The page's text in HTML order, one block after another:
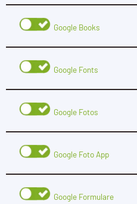
Google Books
Google Fonts
Google Fotos
Google Foto App
Google Formulare